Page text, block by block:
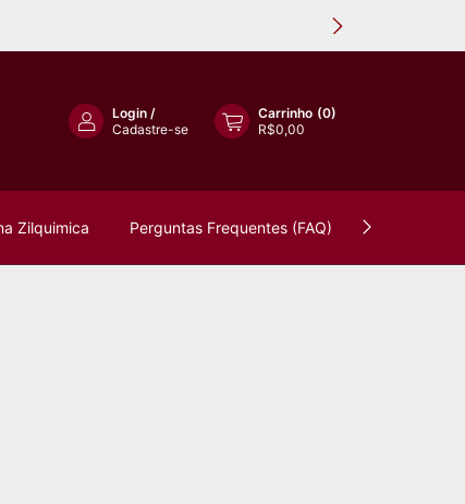
Login /
Cadastre-se
Carrinho (0)
R$0,00
Zilquimica Perguntas Frequentes (FAQ)